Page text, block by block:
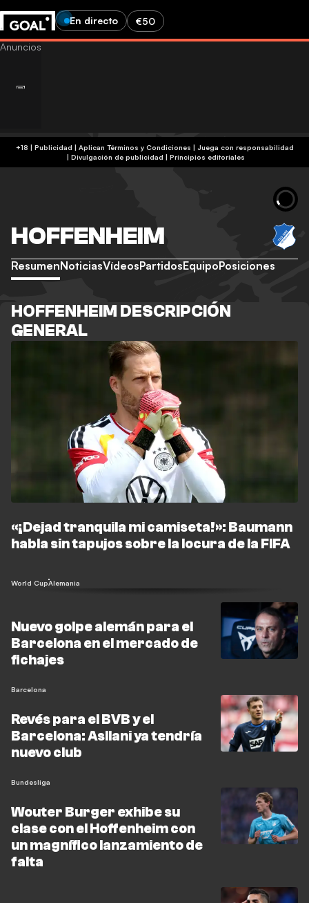
En directo €50
+18 | Publicidad | Aplican Términos y Condiciones | Juega con responsabilidad
| Divulgación de publicidad | Principios editoriales
HOFFENHEIM
ResumenNoticiasVídeosPartidosEquipoPosiciones
HOFFENHEIM DESCRIPCIÓN
GENERAL
«¡Dejad tranquila mi camiseta!»: Baumann
habla sin tapujos sobre la locura de la FIFA
World CupAlemania
Nuevo golpe alemán para el
Barcelona en el mercado de
fichajes
Barcelona
Revés para el BVB y el
Barcelona: Asllani ya tendría
nuevo club
Bundesliga
Wouter Burger exhibe su
clase con el Hoffenheim con
un magnífico lanzamiento de
falta